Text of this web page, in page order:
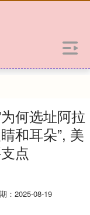
何选址阿拉
和耳朵”, 美
点
：2025-08-19